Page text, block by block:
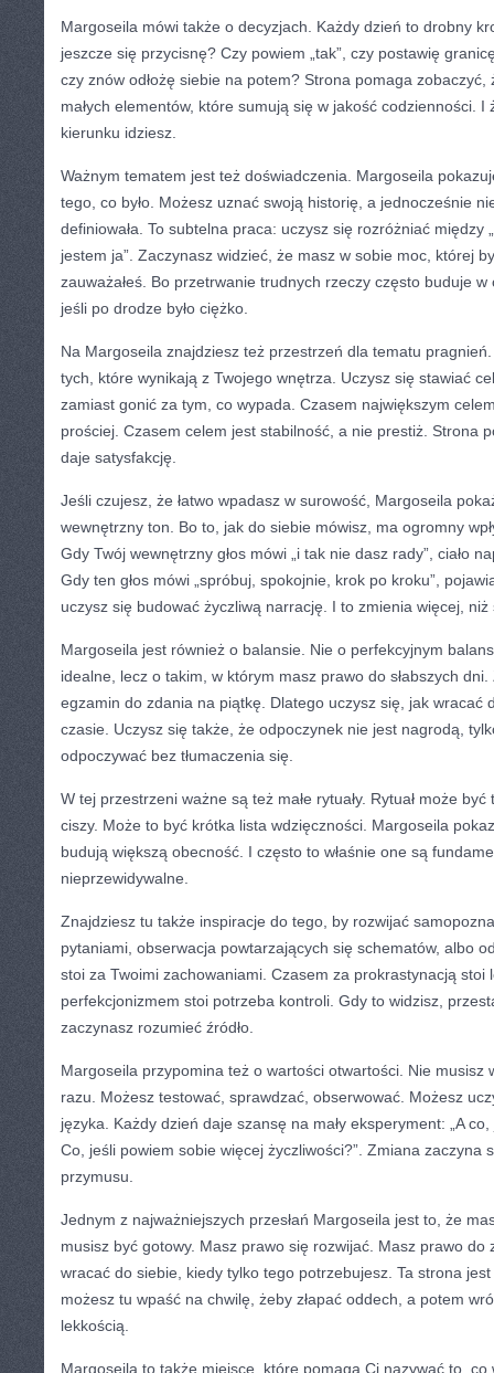
Margoseila mówi także o decyzjach. Każdy dzień to drobny
jeszcze się przycisnę? Czy powiem „tak”, czy postawię
czy znów odłożę siebie na potem? Strona pomaga zobaczyć,
małych elementów, które sumują się w jakość codzienności. I
kierunku idziesz.
Ważnym tematem jest też doświadczenia. Margoseila
tego, co było. Możesz uznać swoją historię, a jednocześnie
definiowała. To subtelna praca: uczysz się rozróżniać między
jestem ja”. Zaczynasz widzieć, że masz w sobie moc, której
zauważałeś. Bo przetrwanie trudnych rzeczy często buduje w
jeśli po drodze było ciężko.
Na Margoseila znajdziesz też przestrzeń dla tematu pragnień.
tych, które wynikają z Twojego wnętrza. Uczysz się stawiać
zamiast gonić za tym, co wypada. Czasem największym
prościej. Czasem celem jest stabilność, a nie prestiż. Strona
daje satysfakcję.
Jeśli czujesz, że łatwo wpadasz w surowość, Margoseila
wewnętrzny ton. Bo to, jak do siebie mówisz, ma ogromny
Gdy Twój wewnętrzny głos mówi „i tak nie dasz rady”, ciało
Gdy ten głos mówi „spróbuj, spokojnie, krok po kroku”,
uczysz się budować życzliwą narrację. I to zmienia więcej, niż
Margoseila jest również o balansie. Nie o perfekcyjnym
idealne, lecz o takim, w którym masz prawo do słabszych
egzamin do zdania na piątkę. Dlatego uczysz się, jak wracać
czasie. Uczysz się także, że odpoczynek nie jest nagrodą,
odpoczywać bez tłumaczenia się.
W tej przestrzeni ważne są też małe rytuały. Rytuał może
ciszy. Może to być krótka lista wdzięczności. Margoseila
budują większą obecność. I często to właśnie one są
nieprzewidywalne.
Znajdziesz tu także inspiracje do tego, by rozwijać
pytaniami, obserwacja powtarzających się schematów, albo
stoi za Twoimi zachowaniami. Czasem za prokrastynacją stoi
perfekcjonizmem stoi potrzeba kontroli. Gdy to widzisz,
zaczynasz rozumieć źródło.
Margoseila przypomina też o wartości otwartości. Nie musisz
razu. Możesz testować, sprawdzać, obserwować. Możesz
języka. Każdy dzień daje szansę na mały eksperyment: „A
Co, jeśli powiem sobie więcej życzliwości?”. Zmiana zaczyna
przymusu.
Jednym z najważniejszych przesłań Margoseila jest to, że
musisz być gotowy. Masz prawo się rozwijać. Masz prawo do
wracać do siebie, kiedy tylko tego potrzebujesz. Ta strona
możesz tu wpaść na chwilę, żeby złapać oddech, a potem
lekkością.
Margoseila to także miejsce, które pomaga Ci nazywać to, co